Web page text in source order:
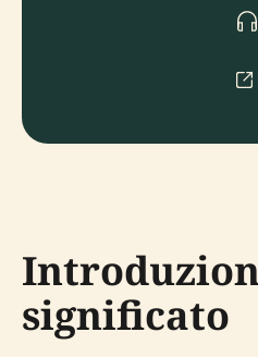
significato